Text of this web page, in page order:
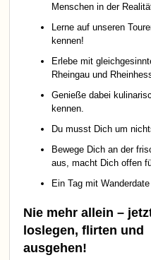
Menschen in der
Lerne auf unseren
kennen!
Erlebe mit
Rheingau und
Genieße dabei
kennen.
Du musst Dich um
Bewege Dich an der
aus, macht Dich offen
Ein Tag mit
Nie mehr allein –
loslegen, flirten und
ausgehen!